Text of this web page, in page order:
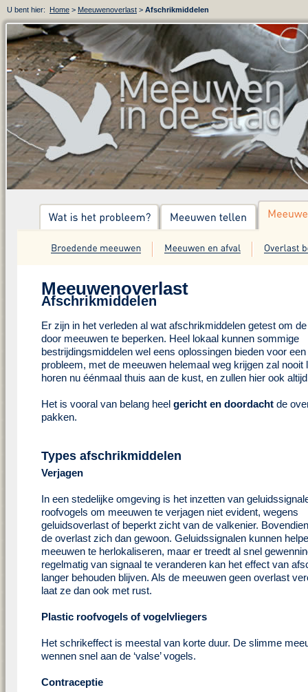
U bent hier: Home > Meeuwenoverlast > Afschrikmiddelen
Meeuwenoverlast
Afschrikmiddelen
Er zijn in het verleden al wat afschrikmiddelen getest om
door meeuwen te beperken. Heel lokaal kunnen sommige
bestrijdingsmiddelen wel eens oplossingen bieden voor
probleem, met de meeuwen helemaal weg krijgen zal nooit
horen nu éénmaal thuis aan de kust, en zullen hier ook
Het is vooral van belang heel gericht en doordacht de
pakken.
Types afschrikmiddelen
Verjagen
In een stedelijke omgeving is het inzetten van
roofvogels om meeuwen te verjagen niet evident, wegens
geluidsoverlast of beperkt zicht van de valkenier.
de overlast zich dan gewoon. Geluidssignalen kunnen
meeuwen te herlokaliseren, maar er treedt al snel
regelmatig van signaal te veranderen kan het effect van
langer behouden blijven. Als de meeuwen geen overlast
laat ze dan ook met rust.
Plastic roofvogels of vogelvliegers
Het schrikeffect is meestal van korte duur. De slimme
wennen snel aan de ‘valse’ vogels.
Contraceptie